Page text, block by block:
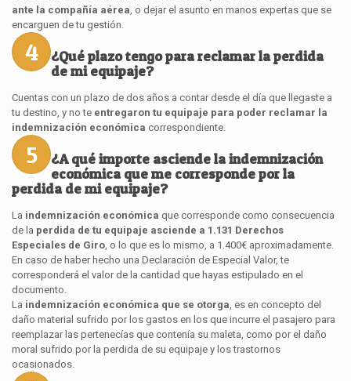
ante la compañía aérea, o dejar el asunto en manos expertas que se
encarguen de tu gestión.
4
¿Qué plazo tengo para reclamar la perdida
de mi equipaje?
Cuentas con un plazo de dos años a contar desde el día que llegaste a
tu destino, y no te entregaron tu equipaje para poder reclamar la
indemnización económica correspondiente.
5
¿A qué importe asciende la indemnización
económica que me corresponde por la
perdida de mi equipaje?
La indemnización económica que corresponde como consecuencia
de la perdida de tu equipaje asciende a 1.131 Derechos
Especiales de Giro, o lo que es lo mismo, a 1.400€ aproximadamente.
En caso de haber hecho una Declaración de Especial Valor, te
corresponderá el valor de la cantidad que hayas estipulado en el
documento.
La indemnización económica que se otorga, es en concepto del
daño material sufrido por los gastos en los que incurre el pasajero para
reemplazar las pertenecías que contenía su maleta, como por el daño
moral sufrido por la perdida de su equipaje y los trastornos
ocasionados.